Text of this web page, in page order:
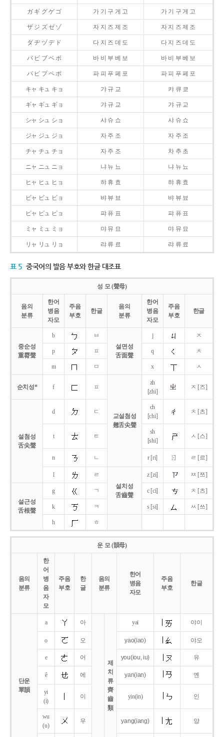
ガ ギ グ ゲ ゴ 가 기 구 게 고 가 기 구 게 고
ザ ジ ズ ゼ ゾ 자 지 즈 제 조 자 지 즈 제 조
ダ ヂ ヅ デ ド 다 지 즈 데 도 다 지 즈 데 도
バ ビ ブ ベ ボ 바 비 부 베 보 바 비 부 베 보
パ ピ プ ペ ポ 파 피 푸 페 포 파 피 푸 페 포
キャ キュ キョ 갸 규 교 캬 큐 쿄
ギャ ギュ ギョ 갸 규 교 갸 규 교
シャ シュ ショ 샤 슈 쇼 샤 슈 쇼
ジャ ジュ ジョ 자 주 조 자 주 조
チャ チュ チョ 자 주 조 차 추 초
ニャ ニュ ニョ 냐 뉴 뇨 냐 뉴 뇨
ヒャ ヒュ ヒョ 햐 휴 효 햐 휴 효
ビャ ビュ ビョ 뱌 뷰 뵤 뱌 뷰 뵤
ピャ ピュ ピョ 퍄 퓨 표 퍄 퓨 표
ミャ ミュ ミョ 먀 뮤 묘 먀 뮤 묘
リャ リュ リョ 랴 류 료 랴 류 료
표 5 중국어의 발음 부호와 한글 대조표
성 모 (聲母)
음의
분류
한어
병음
자모
주음
부호
한글
음의
분류
한어
병음
자모
주음
부호
한글
중순성
重脣聲
b
ㅂ
설면성
舌面聲
j ㅈ
p ㅍ q ㅊ
m ㅁ x ㅅ
순치성* f ㅍ
교설첨성
翹舌尖聲
zh
[zhi]
ㅈ [즈]
설첨성
舌尖聲
d ㄷ
ch
[chi]
ㅊ [츠]
t ㅌ
sh
[shi]
ㅅ [스]
n ㄴ r [ri] ㄖ ㄹ [르]
l
ㄹ
설치성
舌齒聲
z [zi] ㅉ [쯔]
설근성
舌根聲
g ㄱ c [ci] ㅊ [츠]
k ㅋ s [si] ㅆ [쓰]
h ㅎ
운 모 (韻母)
음의
분류
한
어
병
음
자
모
주음
부호
한
글
음의
분류
한어
병음
자모
주음
부호
한글
단운
單韻
a 아
제
치
류
齊
齒
類
yai 야이
o 오 yao(iao) 야오
e 어 you(iou,iu) 유
ê 에 yan(ian) 옌
yi
(i)
이 yin(in) 인
wu
(u)
우 yang(iang) 양